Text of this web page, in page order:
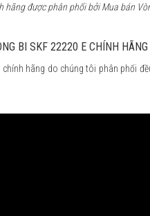
hãng được phân phối bởi Mua bán
BI SKF 22220 E CHÍNH HÃNG
hãng do chúng tôi phân phối